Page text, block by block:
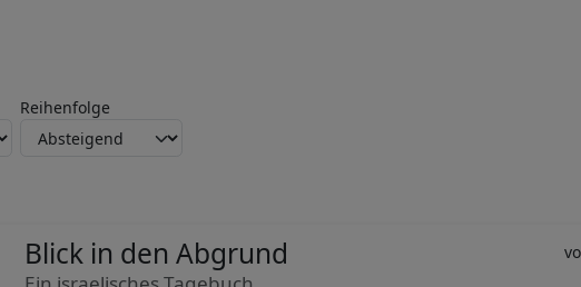
Reihenfolge
Blick in den Abgrund